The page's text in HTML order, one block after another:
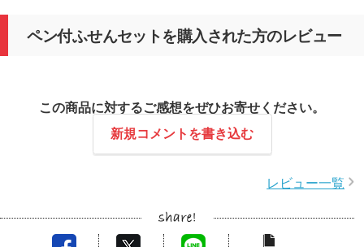
ペン付ふせんセットを購入された方のレビュー
この商品に対するご感想をぜひお寄せください。
新規コメントを書き込む
レビュー一覧